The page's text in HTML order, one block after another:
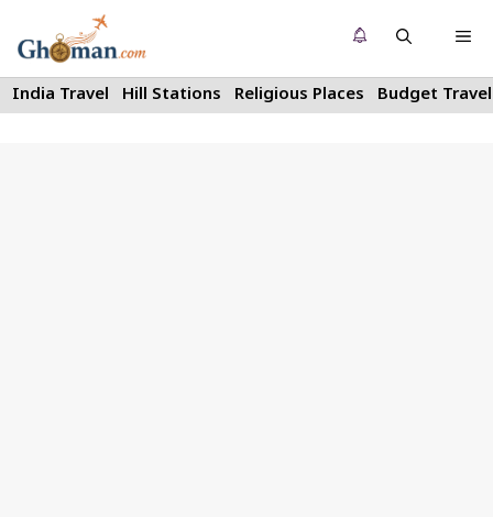
to
content
India Travel Hill Stations Religious Places Budget Travel